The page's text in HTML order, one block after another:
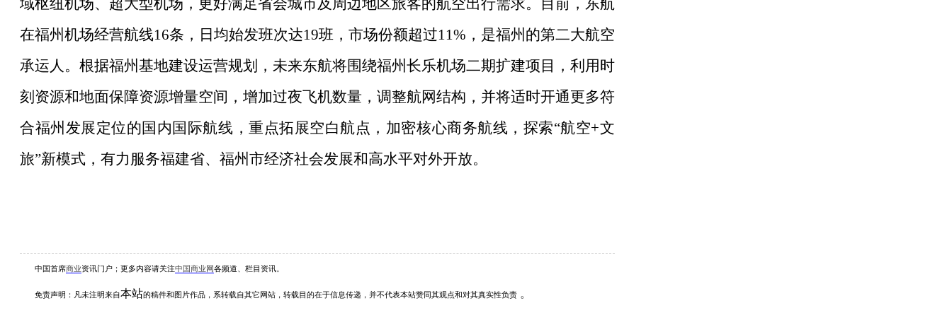
域枢纽机场、超大型机场，更好满足省会城市及周边地区旅客的航空出行需求。目前，东航
在福州机场经营航线16条，日均始发班次达19班，市场份额超过11%，是福州的第二大航空
承运人。根据福州基地建设运营规划，未来东航将围绕福州长乐机场二期扩建项目，利用时
刻资源和地面保障资源增量空间，增加过夜飞机数量，调整航网结构，并将适时开通更多符
合福州发展定位的国内国际航线，重点拓展空白航点，加密核心商务航线，探索“航空+文
旅”新模式，有力服务福建省、福州市经济社会发展和高水平对外开放。
中国首席商业资讯门户；更多内容请关注中国商业网各频道、栏目资讯
免责声明：凡未注明来自本站的稿件和图片作品，系转载自其它网站，转载目的在于信息传递，并不代表本站赞同其观点和对其真实性负责 。